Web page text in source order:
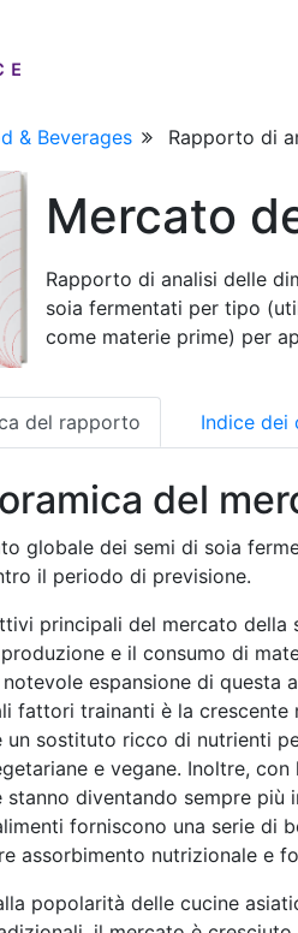
& Beverages Rapporto di
Mercato
Rapporto di analisi delle
soia fermentati per tipo
come materie prime) per
del rapporto Indice dei
del
globale dei semi di soia
il periodo di previsione.
principali del mercato della
e il consumo di
espansione di questa
fattori trainanti è la
un sostituto ricco di nutrienti
e vegane. Inoltre,
stanno diventando sempre
forniscono una serie di
assorbimento nutrizionale e
popolarità delle cucine